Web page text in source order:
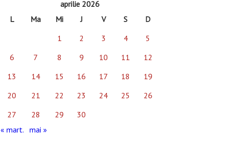
aprilie 2026
L
Ma Mi J V S
D
1
2 3 4
5
6
7 8 9 10 11
12
13
14 15 16 17 18
19
20
21 22 23 24 25
26
27
28 29
30
« mart.
mai »